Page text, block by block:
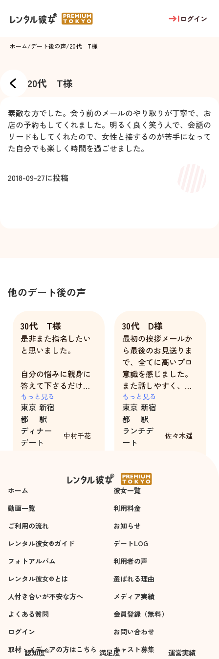
ログイン
ホーム/デート後の声/20代 T様
20代 T様
素敵な方でした。会う前のメールのやり取りが丁寧で、お
店の予約もしてくれました。明るく良く笑う人で、会話の
リードもしてくれたので、女性と接するのが苦手になって
た自分でも楽しく時間を過ごせました。
2018-09-27に投稿
他のデート後の声
30代 T様
是非また指名したい
と思いました。
自分の悩みに親身に
答えて下さるだけで
なく、千花さんもご
自身の過去をさらけ
出して相談に乗って
下さったのが嬉しか
ったです。
もっと見る
東京
都
新宿
駅
ディナー
デート
中村千花
30代 D様
最初の挨拶メールか
ら最後のお見送りま
で、全てに高いプロ
意識を感じました。
また話しやすく、見
た目も可愛らしく完
璧な彼女だったと思
います。
とても楽しい時間を
もっと見る
東京
都
新宿
駅
ランチデ
ート
佐々木遥
ホーム
彼女一覧
動画一覧
利用料金
ご利用の流れ
お知らせ
レンタル彼女®ガイド
デートLOG
フォトアルバム
利用者の声
レンタル彼女®とは
選ばれる理由
人付き合いが不安な方へ
メディア実績
よくある質問
会員登録（無料）
ログイン
お問い合わせ
取材・メディアの方はこちら
キャスト募集
認知度※ 満足度 運営実績